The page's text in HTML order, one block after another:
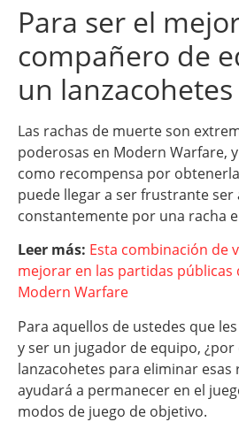
Para ser el
compañero de
un lanzacohetes
Las rachas de muerte son
poderosas en Modern Warfare,
como recompensa por
puede llegar a ser frustrante ser
constantemente por una racha
Leer más: Esta combinación de
mejorar en las partidas públicas
Modern Warfare
Para aquellos de ustedes que
y ser un jugador de equipo,
lanzacohetes para eliminar esas
ayudará a permanecer en el
modos de juego de objetivo.